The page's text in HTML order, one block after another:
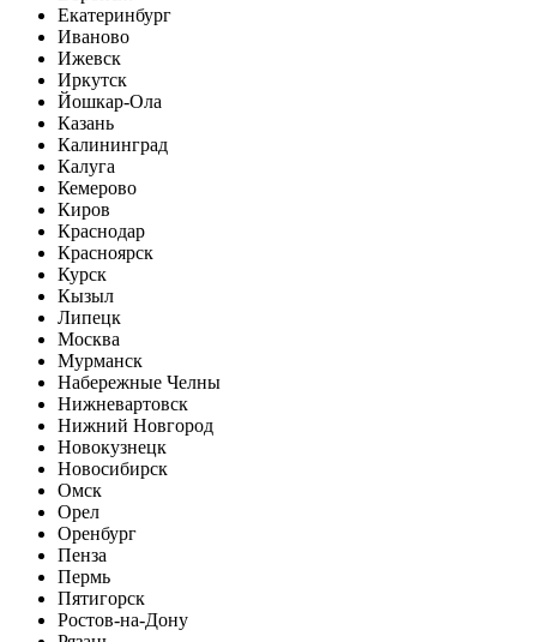
Екатеринбург
Иваново
Ижевск
Иркутск
Йошкар-Ола
Казань
Калининград
Калуга
Кемерово
Киров
Краснодар
Красноярск
Курск
Кызыл
Липецк
Москва
Мурманск
Набережные Челны
Нижневартовск
Нижний Новгород
Новокузнецк
Новосибирск
Омск
Орел
Оренбург
Пенза
Пермь
Пятигорск
Ростов-на-Дону